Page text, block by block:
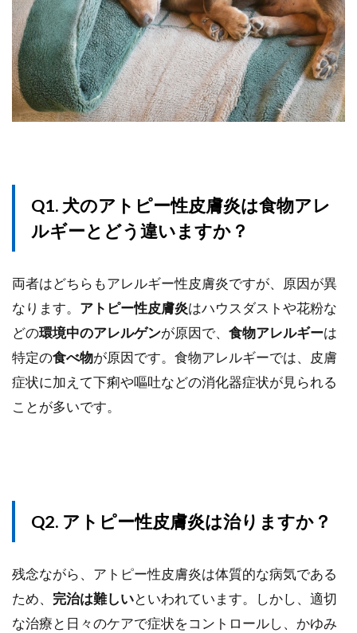
Q1. 犬のアトピー性皮膚炎は食物アレ
ルギーとどう違いますか？
両者はどちらもアレルギー性皮膚炎ですが、原因が異
なります。 アトピー性皮膚炎はハウスダストや花粉な
どの環境中のアレルゲンが原因で、 食物アレルギーは
特定の食べ物が原因です。食物アレルギーでは、皮膚
症状に加えて下痢や嘔吐などの消化器症状が見られる
ことが多いです。
Q2. アトピー性皮膚炎は治りますか？
残念ながら、アトピー性皮膚炎は体質的な病気である
ため、 完治は難しいといわれています。しかし、適切
な治療と日々のケアで症状をコントロールし、かゆみ